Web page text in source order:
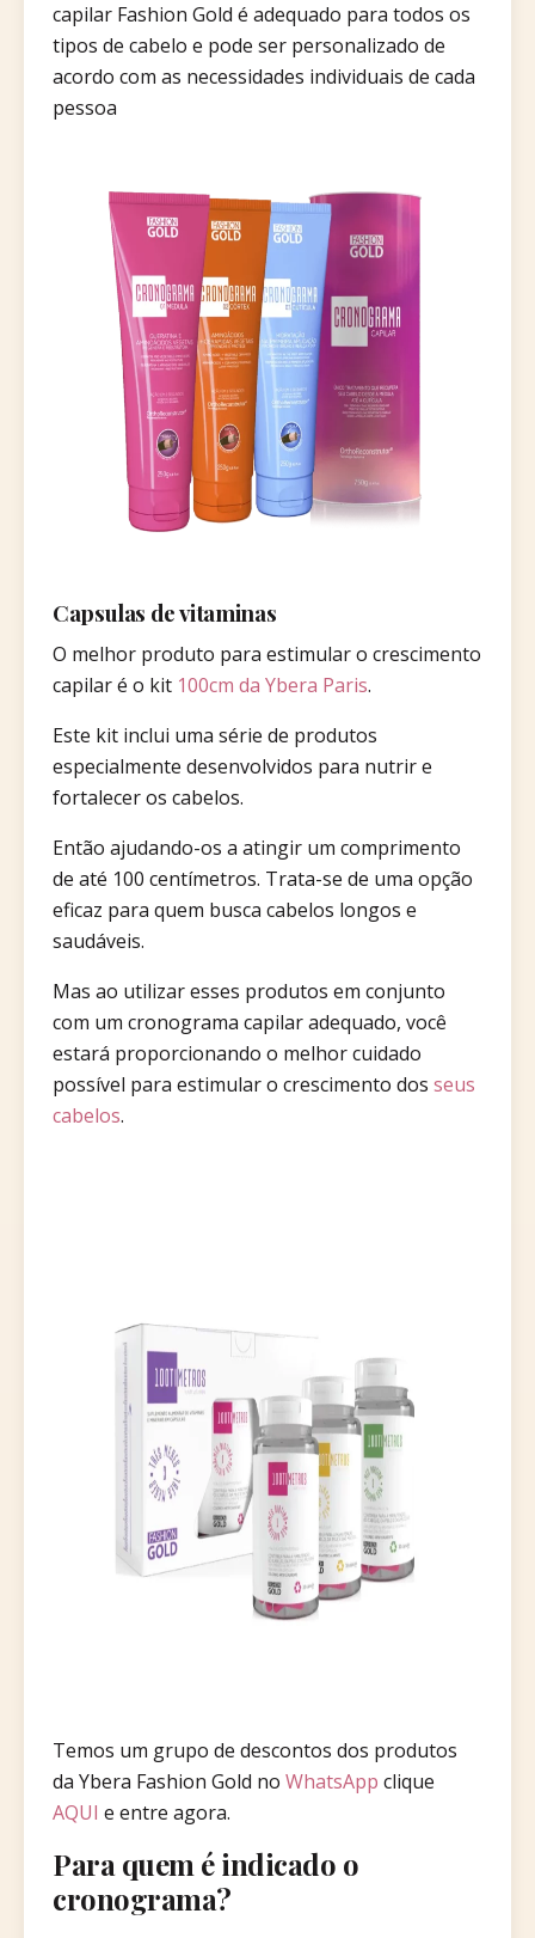
capilar Fashion Gold é adequado para todos os
tipos de cabelo e pode ser personalizado de
acordo com as necessidades individuais de cada
pessoa
Capsulas de vitaminas
O melhor produto para estimular o crescimento
capilar é o kit 100cm da Ybera Paris.
Este kit inclui uma série de produtos
especialmente desenvolvidos para nutrir e
fortalecer os cabelos.
Então ajudando-os a atingir um comprimento
de até 100 centímetros. Trata-se de uma opção
eficaz para quem busca cabelos longos e
saudáveis.
Mas ao utilizar esses produtos em conjunto
com um cronograma capilar adequado, você
estará proporcionando o melhor cuidado
possível para estimular o crescimento dos seus
cabelos.
Temos um grupo de descontos dos produtos
da Ybera Fashion Gold no WhatsApp clique
AQUI e entre agora.
Para quem é indicado o
cronograma?